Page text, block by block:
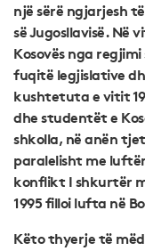
një sërë ngjarjesh
së Jugosllavisë. Në
Kosovës nga
fuqitë legjislative
kushtetuta e vitit
dhe studentët e
shkolla, në anën
paralelisht me
konflikt I shkurtër
1995 filloi lufta në
Këto thyerje të